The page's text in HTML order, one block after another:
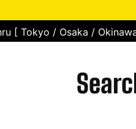
[ Tokyo / Osaka /